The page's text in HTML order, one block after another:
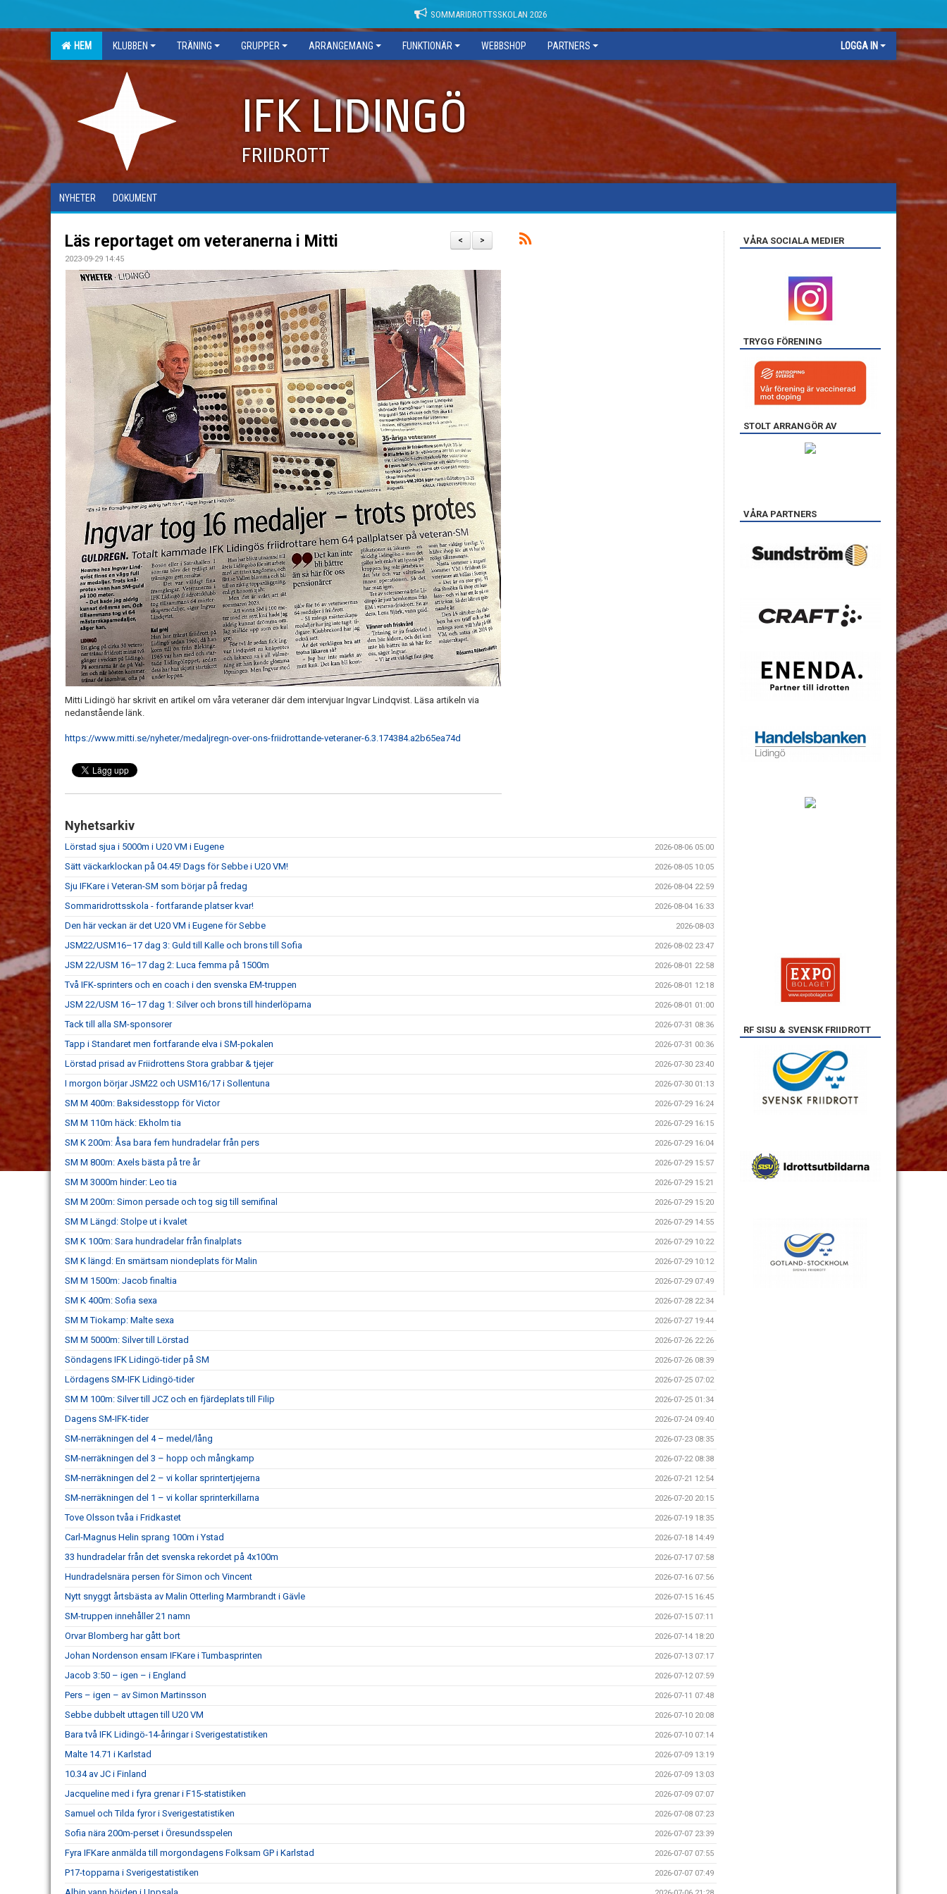
SOMMARIDROTTSSKOLAN 2026
HEM KLUBBEN TRÄNING GRUPPER ARRANGEMANG FUNKTIONÄR WEBBSHOP PARTNERS LOGGA IN
IFK LIDINGÖ
FRIIDROTT
NYHETER DOKUMENT
>
<
Läs reportaget om veteranerna i Mitti
2023-09-29 14:45
Mitti Lidingö har skrivit en artikel om våra veteraner där dem intervjuar Ingvar Lindqvist. Läsa artikeln via
nedanstående länk.
https://www.mitti.se/nyheter/medaljregn-over-ons-friidrottande-veteraner-6.3.174384.a2b65ea74d
Nyhetsarkiv
Lörstad sjua i 5000m i U20 VM i Eugene 2026-08-06 05:00
Sätt väckarklockan på 04.45! Dags för Sebbe i U20 VM! 2026-08-05 10:05
Sju IFKare i Veteran-SM som börjar på fredag 2026-08-04 22:59
Sommaridrottsskola - fortfarande platser kvar! 2026-08-04 16:33
Den här veckan är det U20 VM i Eugene för Sebbe 2026-08-03
JSM22/USM16–17 dag 3: Guld till Kalle och brons till Sofia 2026-08-02 23:47
JSM 22/USM 16–17 dag 2: Luca femma på 1500m 2026-08-01 22:58
Två IFK-sprinters och en coach i den svenska EM-truppen 2026-08-01 12:18
JSM 22/USM 16–17 dag 1: Silver och brons till hinderlöparna 2026-08-01 01:00
Tack till alla SM-sponsorer 2026-07-31 08:36
Tapp i Standaret men fortfarande elva i SM-pokalen 2026-07-31 00:36
Lörstad prisad av Friidrottens Stora grabbar & tjejer 2026-07-30 23:40
I morgon börjar JSM22 och USM16/17 i Sollentuna 2026-07-30 01:13
SM M 400m: Baksidesstopp för Victor 2026-07-29 16:24
SM M 110m häck: Ekholm tia 2026-07-29 16:15
SM K 200m: Åsa bara fem hundradelar från pers 2026-07-29 16:04
SM M 800m: Axels bästa på tre år 2026-07-29 15:57
SM M 3000m hinder: Leo tia 2026-07-29 15:21
SM M 200m: Simon persade och tog sig till semifinal 2026-07-29 15:20
SM M Längd: Stolpe ut i kvalet 2026-07-29 14:55
SM K 100m: Sara hundradelar från finalplats 2026-07-29 10:22
SM K längd: En smärtsam niondeplats för Malin 2026-07-29 10:12
SM M 1500m: Jacob finaltia 2026-07-29 07:49
SM K 400m: Sofia sexa 2026-07-28 22:34
SM M Tiokamp: Malte sexa 2026-07-27 19:44
SM M 5000m: Silver till Lörstad 2026-07-26 22:26
Söndagens IFK Lidingö-tider på SM 2026-07-26 08:39
Lördagens SM-IFK Lidingö-tider 2026-07-25 07:02
SM M 100m: Silver till JCZ och en fjärdeplats till Filip 2026-07-25 01:34
Dagens SM-IFK-tider 2026-07-24 09:40
SM-nerräkningen del 4 – medel/lång 2026-07-23 08:35
SM-nerräkningen del 3 – hopp och mångkamp 2026-07-22 08:38
SM-nerräkningen del 2 – vi kollar sprintertjejerna 2026-07-21 12:54
SM-nerräkningen del 1 – vi kollar sprinterkillarna 2026-07-20 20:15
Tove Olsson tvåa i Fridkastet 2026-07-19 18:35
Carl-Magnus Helin sprang 100m i Ystad 2026-07-18 14:49
33 hundradelar från det svenska rekordet på 4x100m 2026-07-17 07:58
Hundradelsnära persen för Simon och Vincent 2026-07-16 07:56
Nytt snyggt årtsbästa av Malin Otterling Marmbrandt i Gävle 2026-07-15 16:45
SM-truppen innehåller 21 namn 2026-07-15 07:11
Orvar Blomberg har gått bort 2026-07-14 18:20
Johan Nordenson ensam IFKare i Tumbasprinten 2026-07-13 07:17
Jacob 3:50 – igen – i England 2026-07-12 07:59
Pers – igen – av Simon Martinsson 2026-07-11 07:48
Sebbe dubbelt uttagen till U20 VM 2026-07-10 20:08
Bara två IFK Lidingö-14-åringar i Sverigestatistiken 2026-07-10 07:14
Malte 14.71 i Karlstad 2026-07-09 13:19
10.34 av JC i Finland 2026-07-09 13:03
Jacqueline med i fyra grenar i F15-statistiken 2026-07-09 07:07
Samuel och Tilda fyror i Sverigestatistiken 2026-07-08 07:23
Sofia nära 200m-perset i Öresundsspelen 2026-07-07 23:39
Fyra IFKare anmälda till morgondagens Folksam GP i Karlstad 2026-07-07 07:55
P17-topparna i Sverigestatistiken 2026-07-07 07:49
VÅRA SOCIALA MEDIER
TRYGG FÖRENING
STOLT ARRANGÖR AV
VÅRA PARTNERS
RF SISU & SVENSK FRIIDROTT